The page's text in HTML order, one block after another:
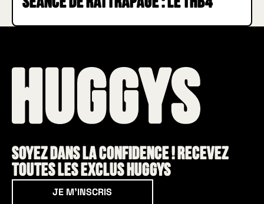
Soyez dans la confidence ! Recevez
toutes les exclus HUGGYS
Je m'inscris
JE M'INSCRIS